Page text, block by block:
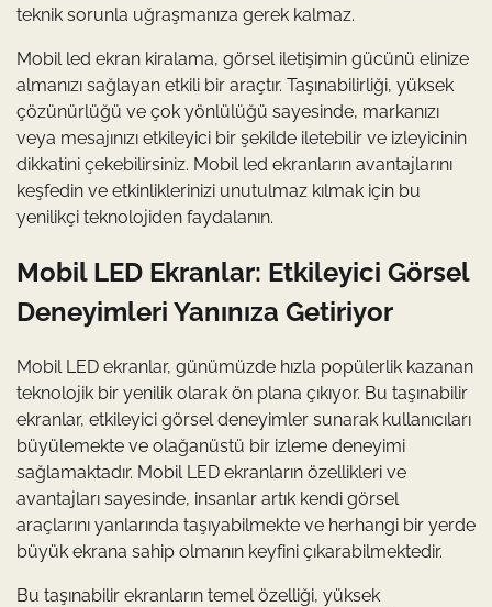
teknik sorunla uğraşmanıza gerek kalmaz.
Mobil led ekran kiralama, görsel iletişimin gücünü elinize
almanızı sağlayan etkili bir araçtır. Taşınabilirliği, yüksek
çözünürlüğü ve çok yönlülüğü sayesinde, markanızı
veya mesajınızı etkileyici bir şekilde iletebilir ve izleyicinin
dikkatini çekebilirsiniz. Mobil led ekranların avantajlarını
keşfedin ve etkinliklerinizi unutulmaz kılmak için bu
yenilikçi teknolojiden faydalanın.
Mobil LED Ekranlar: Etkileyici Görsel
Deneyimleri Yanınıza Getiriyor
Mobil LED ekranlar, günümüzde hızla popülerlik kazanan
teknolojik bir yenilik olarak ön plana çıkıyor. Bu taşınabilir
ekranlar, etkileyici görsel deneyimler sunarak kullanıcıları
büyülemekte ve olağanüstü bir izleme deneyimi
sağlamaktadır. Mobil LED ekranların özellikleri ve
avantajları sayesinde, insanlar artık kendi görsel
araçlarını yanlarında taşıyabilmekte ve herhangi bir yerde
büyük ekrana sahip olmanın keyfini çıkarabilmektedir.
Bu taşınabilir ekranların temel özelliği, yüksek